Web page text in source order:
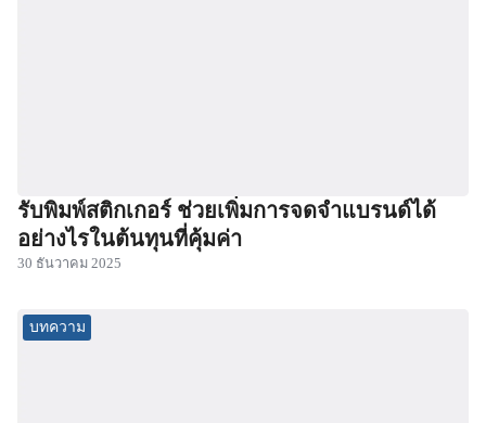
รับพิมพ์สติกเกอร์ ช่วยเพิ่มการจดจำแบรนด์ได้
อย่างไรในต้นทุนที่คุ้มค่า
30 ธันวาคม 2025
บทความ